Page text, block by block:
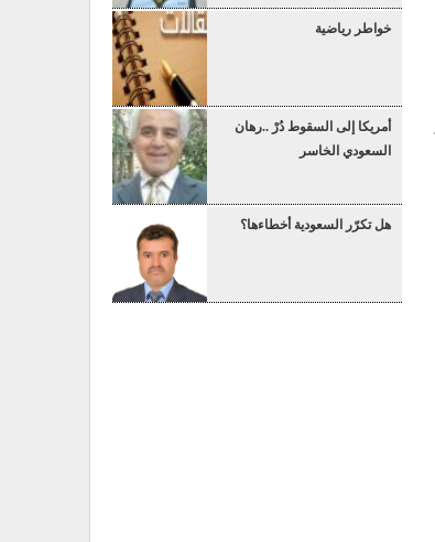
خواطر رياضية
أمريكا إلى السقوط دُرْ ..رهان
السعودي الخاسر
هل تكرّر السعودية أخطاءها؟